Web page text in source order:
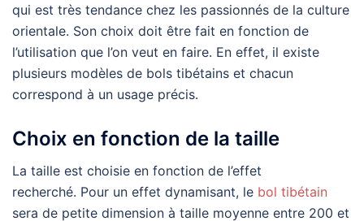
qui est très tendance chez les passionnés de la culture
orientale. Son choix doit être fait en fonction de
l’utilisation que l’on veut en faire. En effet, il existe
plusieurs modèles de bols tibétains et chacun
correspond à un usage précis.
Choix en fonction de la taille
La taille est choisie en fonction de l’effet
recherché. Pour un effet dynamisant, le bol tibétain
sera de petite dimension à taille moyenne entre 200 et